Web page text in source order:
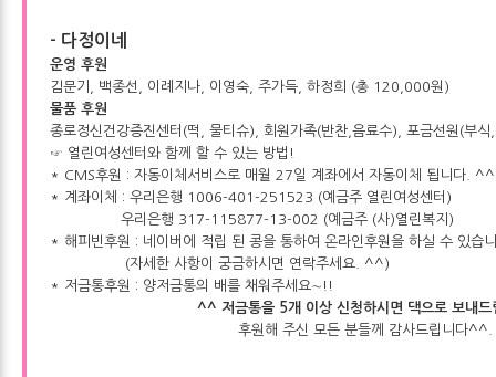
- 다정이네
운영 후원
김문기, 백종선, 이례지나, 이영숙, 주가득, 하정희 (총 120,000원)
물품 후원
종로정신건강증진센터(떡, 물티슈), 회원가족(반찬,음료수), 포금선원(부식
☞ 열린여성센터와 함께 할 수 있는 방법!
* CMS후원 : 자동이체서비스로 매월 27일 계좌에서 자동이체 됩니다. ^^
* 계좌이체 : 우리은행 1006-401-251523 (예금주 열린여성센터)
우리은행 317-115877-13-002 (예금주 (사)열린복지)
* 해피빈후원 : 네이버에 적립 된 콩을 통하여 온라인후원을 하실 수 있습
(자세한 사항이 궁금하시면 연락주세요. ^^)
* 저금통후원 : 양저금통의 배를 채워주세요∼!!
^^ 저금통을 5개 이상 신청하시면 댁으로 보내드
후원해 주신 모든 분들께 감사드립니다^^.